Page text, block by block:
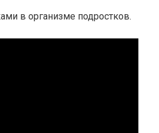
в организме подростков.